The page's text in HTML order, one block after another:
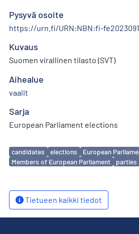
Pysyvä osoite
https://urn.fi/URN:NBN:fi-
Kuvaus
Suomen virallinen tilasto (SVT)
Aihealue
vaalit
Sarja
European Parliament elections
Avainsanat
candidates elections
European
Members of European Parliament
parties
Tietueen kaikki tiedot